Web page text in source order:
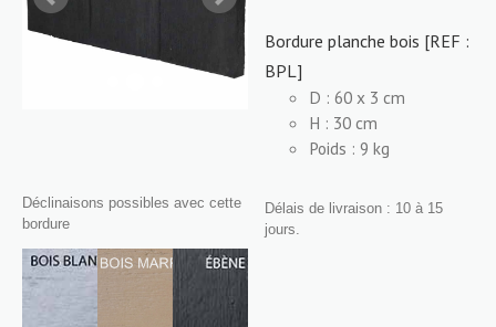
Déclinaisons possibles avec cette
bordure
Bordure planche bois [REF :
BPL]
D : 60 x 3 cm
H : 30 cm
Poids : 9 kg
Délais de livraison : 10 à 15
jours.